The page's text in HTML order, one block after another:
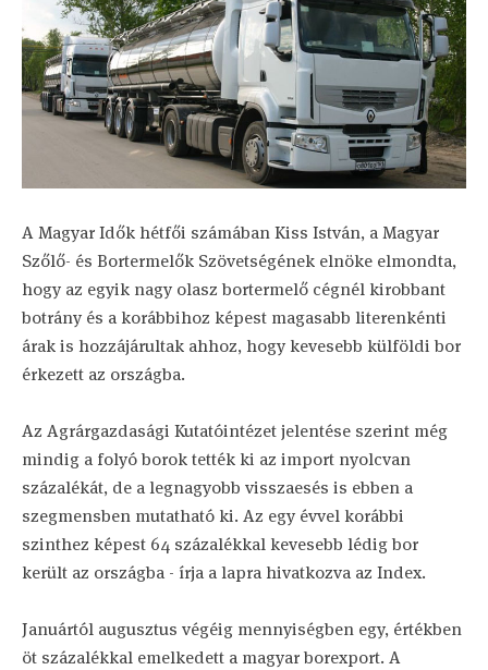
A Magyar Idők hétfői számában Kiss István, a Magyar
Szőlő- és Bortermelők Szövetségének elnöke elmondta,
hogy az egyik nagy olasz bortermelő cégnél kirobbant
botrány és a korábbihoz képest magasabb literenkénti
árak is hozzájárultak ahhoz, hogy kevesebb külföldi bor
érkezett az országba.
Az Agrárgazdasági Kutatóintézet jelentése szerint még
mindig a folyó borok tették ki az import nyolcvan
százalékát, de a legnagyobb visszaesés is ebben a
szegmensben mutatható ki. Az egy évvel korábbi
szinthez képest 64 százalékkal kevesebb lédig bor
került az országba - írja a lapra hivatkozva az Index.
Januártól augusztus végéig mennyiségben egy, értékben
öt százalékkal emelkedett a magyar borexport. A